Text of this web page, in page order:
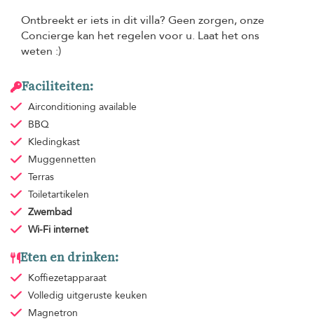
Ontbreekt er iets in dit villa? Geen zorgen, onze
Concierge kan het regelen voor u. Laat het ons
weten :)
Faciliteiten:
Airconditioning available
BBQ
Kledingkast
Muggennetten
Terras
Toiletartikelen
Zwembad
Wi-Fi internet
Eten en drinken:
Koffiezetapparaat
Volledig uitgeruste keuken
Magnetron